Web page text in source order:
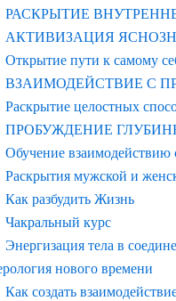
РАСКРЫТИЕ
АКТИВИЗАЦИЯ
Открытие пути к самому
ВЗАИМОДЕЙСТВИЕ С
Раскрытие целостных
ПРОБУЖДЕНИЕ
Обучение взаимодействию
Раскрытия мужской и
Как разбудить Жизнь
Чакральный курс
Энергизация тела в
нового времени
Как создать